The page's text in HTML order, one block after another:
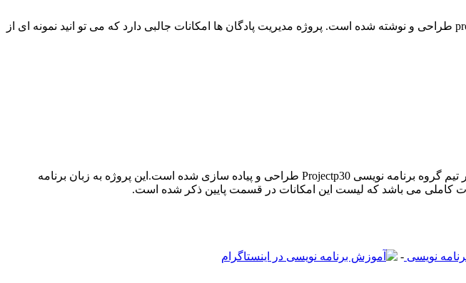
پروژه مدیریت پادگانها با #C دیگر از پروژه های جالب و کاربردی است که توسط برنامه نویسان تیم projectp30 طراحی و نوشته شده است. پروژه مدیریت پادگان ها امکانات جالبی دارد که می تو انید نمونه ای از
پروژه آژانس تاکسی تلفنی با سی شارپ از دیگر پروژه هایی می باشد که توسط مهندس مجید کفاش پور سر تیم گروه برنامه نویسی Projectp30 طراحی و پیاده سازی شده است.این پروژه به زبان برنامه
-